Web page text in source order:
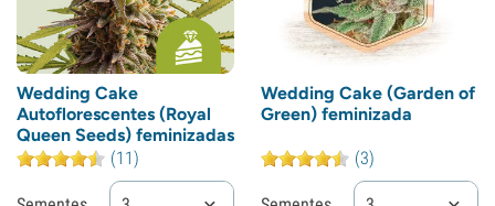
Wedding Cake
Autoflorescentes (Royal
Queen Seeds) feminizadas
(11)
Wedding Cake (Garden of
Green) feminizada
(3)